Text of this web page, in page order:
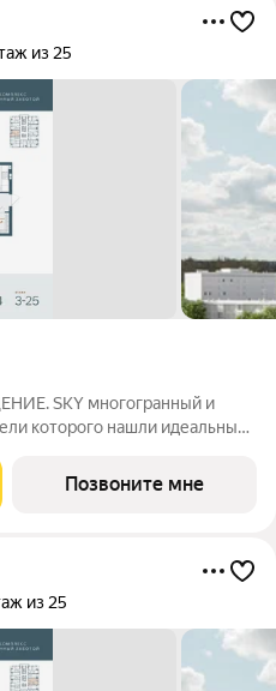
из 25
которого нашли идеальный
систем и уютом
Позвоните мне
из 25